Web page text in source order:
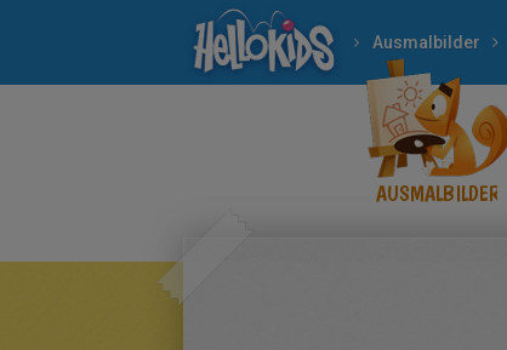
Ausmalbilder
AUSMALBILDER